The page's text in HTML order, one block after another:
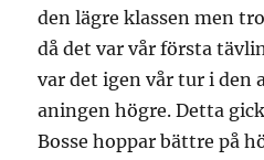
den lägre klassen men
då det var vår första
var det igen vår tur i den
aningen högre. Detta
Bosse hoppar bättre på